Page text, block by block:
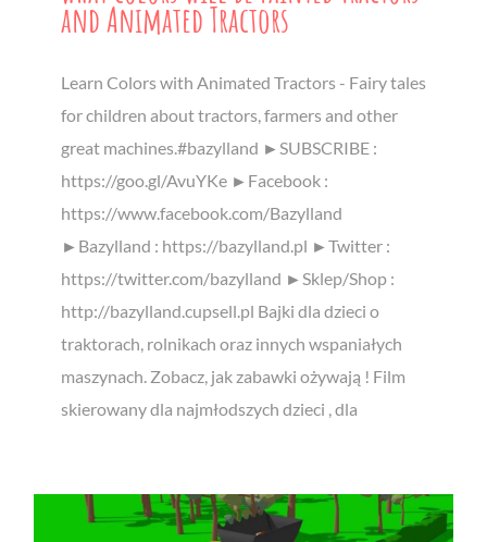
and Animated Tractors
Learn Colors with Animated Tractors - Fairy tales
for children about tractors, farmers and other
great machines.#bazylland ►SUBSCRIBE :
https://goo.gl/AvuYKe ►Facebook :
https://www.facebook.com/Bazylland
►Bazylland : https://bazylland.pl ►Twitter :
https://twitter.com/bazylland ►Sklep/Shop :
http://bazylland.cupsell.pl Bajki dla dzieci o
traktorach, rolnikach oraz innych wspaniałych
maszynach. Zobacz, jak zabawki ożywają ! Film
skierowany dla najmłodszych dzieci , dla